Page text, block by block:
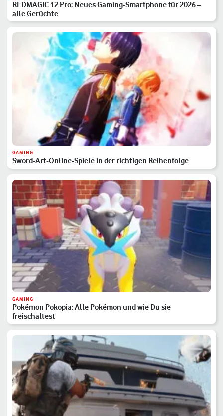
REDMAGIC 12 Pro: Neues Gaming-Smartphone für 2026 –
alle Gerüchte
GAMING
Sword-Art-Online-Spiele in der richtigen Reihenfolge
GAMING
Pokémon Pokopia: Alle Pokémon und wie Du sie
freischaltest